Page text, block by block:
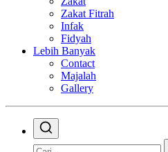
Zakat Fitrah
Infak
Fidyah
Lebih Banyak
Contact
Majalah
Gallery